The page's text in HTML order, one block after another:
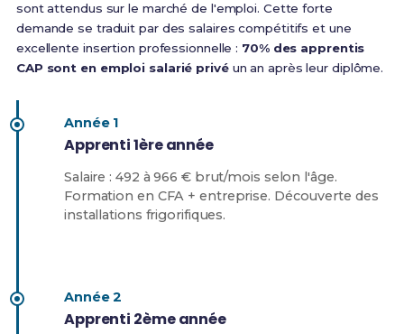
sont attendus sur le marché de l'emploi. Cette forte
demande se traduit par des salaires compétitifs et une
excellente insertion professionnelle : 70% des apprentis
CAP sont en emploi salarié privéun an après leur diplôme.
Année 1
Apprenti 1ère année
Salaire : 492 à 966 € brut/mois selon l'âge.
Formation en CFA + entreprise. Découverte des
installations frigorifiques.
Année 2
Apprenti 2ème année